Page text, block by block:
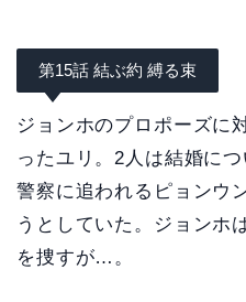
第15話 結ぶ約 縛る束
ジョンホのプロポーズに
ったユリ。2人は結婚に
警察に追われるピョンウ
うとしていた。ジョンホ
を捜すが…。